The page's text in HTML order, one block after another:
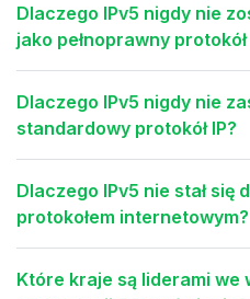
Dlaczego IPv5 nigdy nie
jako pełnoprawny protokół
Dlaczego IPv5 nigdy nie
standardowy protokół IP?
Dlaczego IPv5 nie stał się
protokołem internetowym?
Które kraje są liderami we